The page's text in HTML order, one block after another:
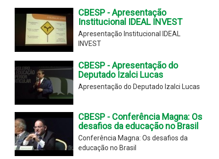
CBESP - Apresentação
Institucional IDEAL INVEST
Apresentação Institucional IDEAL
INVEST
CBESP - Apresentação do
Deputado Izalci Lucas
Apresentação do Deputado Izalci Lucas
CBESP - Conferência Magna: Os
desafios da educação no Brasil
Conferência Magna: Os desafios da
educação no Brasil